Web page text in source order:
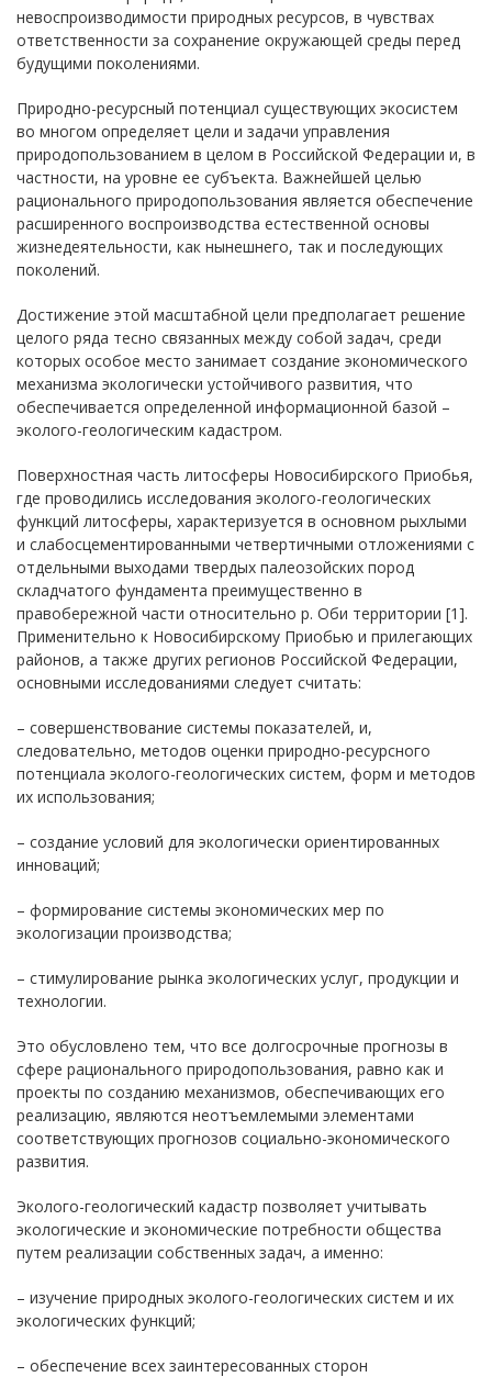
невоспроизводимости природных ресурсов, в чувствах
ответственности за сохранение окружающей среды перед
будущими поколениями.
Природно-ресурсный потенциал существующих экосистем
во многом определяет цели и задачи управления
природопользованием в целом в Российской Федерации и, в
частности, на уровне ее субъекта. Важнейшей целью
рационального природопользования является обеспечение
расширенного воспроизводства естественной основы
жизнедеятельности, как нынешнего, так и последующих
поколений.
Достижение этой масштабной цели предполагает решение
целого ряда тесно связанных между собой задач, среди
которых особое место занимает создание экономического
механизма экологически устойчивого развития, что
обеспечивается определенной информационной базой –
эколого-геологическим кадастром.
Поверхностная часть литосферы Новосибирского Приобья,
где проводились исследования эколого-геологических
функций литосферы, характеризуется в основном рыхлыми
и слабосцементированными четвертичными отложениями с
отдельными выходами твердых палеозойских пород
складчатого фундамента преимущественно в
правобережной части относительно р. Оби территории [1].
Применительно к Новосибирскому Приобью и прилегающих
районов, а также других регионов Российской Федерации,
основными исследованиями следует считать:
– совершенствование системы показателей, и,
следовательно, методов оценки природно-ресурсного
потенциала эколого-геологических систем, форм и методов
их использования;
– создание условий для экологически ориентированных
инноваций;
– формирование системы экономических мер по
экологизации производства;
– стимулирование рынка экологических услуг, продукции и
технологии.
Это обусловлено тем, что все долгосрочные прогнозы в
сфере рационального природопользования, равно как и
проекты по созданию механизмов, обеспечивающих его
реализацию, являются неотъемлемыми элементами
соответствующих прогнозов социально-экономического
развития.
Эколого-геологический кадастр позволяет учитывать
экологические и экономические потребности общества
путем реализации собственных задач, а именно:
– изучение природных эколого-геологических систем и их
экологических функций;
– обеспечение всех заинтересованных сторон